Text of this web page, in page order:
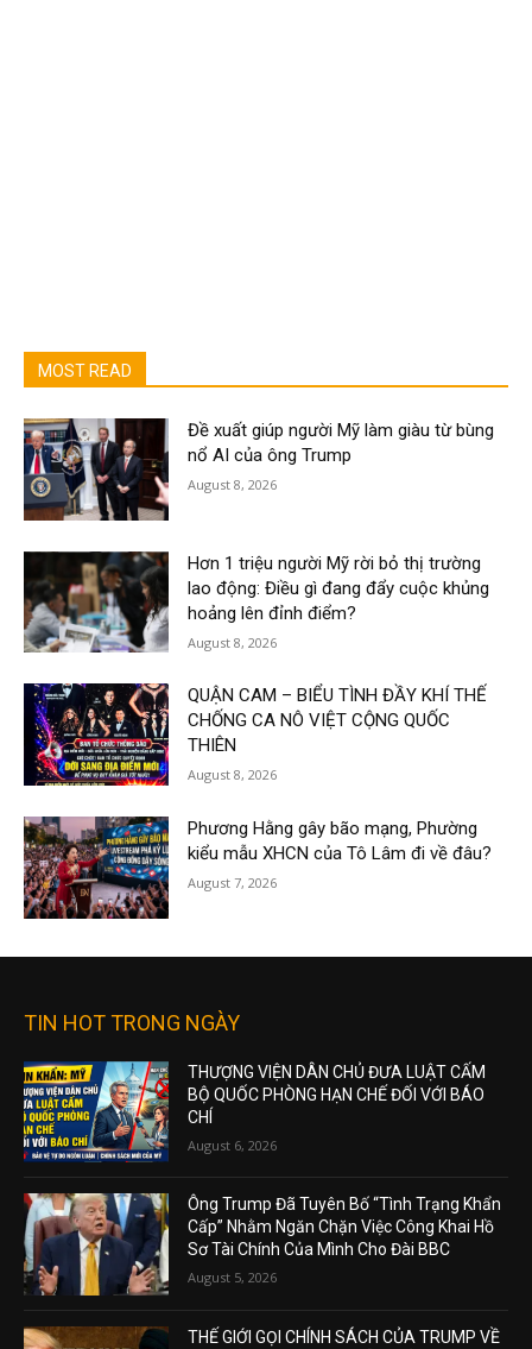
MOST READ
Đề xuất giúp người Mỹ làm giàu từ bùng
nổ AI của ông Trump
August 8, 2026
Hơn 1 triệu người Mỹ rời bỏ thị trường
lao động: Điều gì đang đẩy cuộc khủng
hoảng lên đỉnh điểm?
August 8, 2026
QUẬN CAM – BIỂU TÌNH ĐẦY KHÍ THẾ
CHỐNG CA NÔ VIỆT CỘNG QUỐC
THIÊN
August 8, 2026
Phương Hằng gây bão mạng, Phường
kiểu mẫu XHCN của Tô Lâm đi về đâu?
August 7, 2026
TIN HOT TRONG NGÀY
THƯỢNG VIỆN DÂN CHỦ ĐƯA LUẬT CẤM
BỘ QUỐC PHÒNG HẠN CHẾ ĐỐI VỚI BÁO
CHÍ
August 6, 2026
Ông Trump Đã Tuyên Bố “Tình Trạng Khẩn
Cấp” Nhằm Ngăn Chặn Việc Công Khai Hồ
Sơ Tài Chính Của Mình Cho Đài BBC
August 5, 2026
THẾ GIỚI GỌI CHÍNH SÁCH CỦA TRUMP VỀ